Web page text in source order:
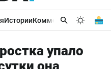
ИсторииКомментарииБизнес
упало
она